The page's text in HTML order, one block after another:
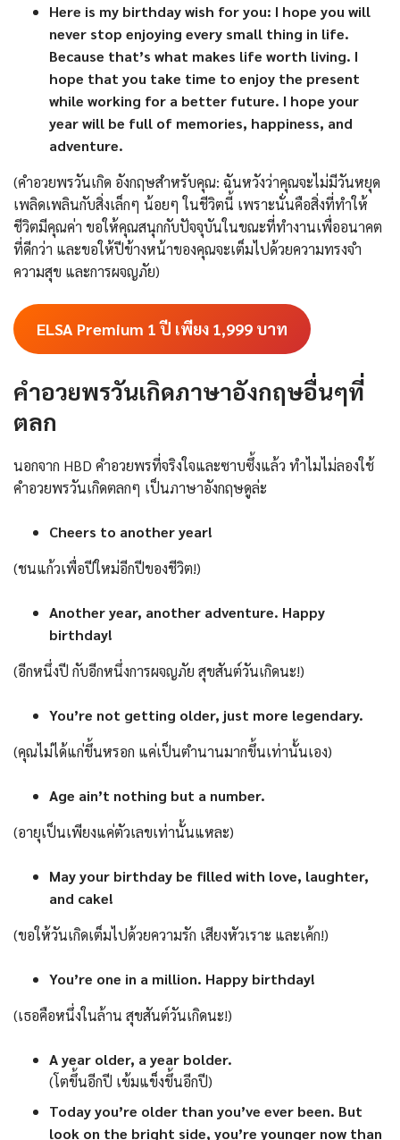
Here is my birthday wish for you: I hope you will
never stop enjoying every small thing in life.
Because that’s what makes life worth living. I
hope that you take time to enjoy the present
while working for a better future. I hope your
year will be full of memories, happiness, and
adventure.
(คำอวยพรวันเกิด อังกฤษสำหรับคุณ: ฉันหวังว่าคุณจะไม่มีวันหยุด
เพลิดเพลินกับสิ่งเล็กๆ น้อยๆ ในชีวิตนี้ เพราะนั่นคือสิ่งที่ทำให้
ชีวิตมีคุณค่า ขอให้คุณสนุกกับปัจจุบันในขณะที่ทำงานเพื่ออนาคต
ที่ดีกว่า และขอให้ปีข้างหน้าของคุณจะเต็มไปด้วยความทรงจำ
ความสุข และการผจญภัย)
ELSA Premium 1 ปี เพียง 1,999 บาท
คำอวยพรวันเกิดภาษาอังกฤษอื่นๆที่
ตลก
นอกจาก HBD คําอวยพรที่จริงใจและซาบซึ้งแล้ว ทำไมไม่ลองใช้
คำอวยพรวันเกิดตลกๆ เป็นภาษาอังกฤษดูล่ะ
Cheers to another year!
(ชนแก้วเพื่อปีใหม่อีกปีของชีวิต!)
Another year, another adventure. Happy
birthday!
(อีกหนึ่งปี กับอีกหนึ่งการผจญภัย สุขสันต์วันเกิดนะ!)
You’re not getting older, just more legendary.
(คุณไม่ได้แก่ขึ้นหรอก แค่เป็นตำนานมากขึ้นเท่านั้นเอง)
Age ain’t nothing but a number.
(อายุเป็นเพียงแค่ตัวเลขเท่านั้นแหละ)
May your birthday be filled with love, laughter,
and cake!
(ขอให้วันเกิดเต็มไปด้วยความรัก เสียงหัวเราะ และเค้ก!)
You’re one in a million. Happy birthday!
(เธอคือหนึ่งในล้าน สุขสันต์วันเกิดนะ!)
A year older, a year bolder.
(โตขึ้นอีกปี เข้มแข็งขึ้นอีกปี)
Today you’re older than you’ve ever been. But
look on the bright side, you’re younger now than